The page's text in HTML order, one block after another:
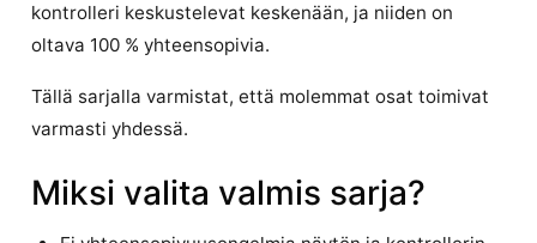
kontrolleri keskustelevat keskenään, ja niiden on
oltava 100 % yhteensopivia.
Tällä sarjalla varmistat, että molemmat osat toimivat
varmasti yhdessä.
Miksi valita valmis sarja?